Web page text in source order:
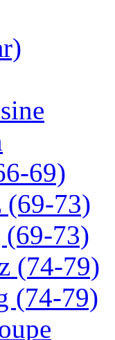
69)
(69-73)
(69-73)
(74-79)
(74-79)